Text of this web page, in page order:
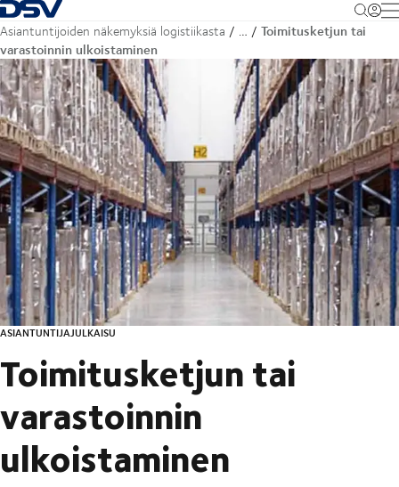
Takaisin kotisivulle
Asiantuntijoiden näkemyksiä logistiikasta …
Toimitusketjun tai
varastoinnin ulkoistaminen
ASIANTUNTIJAJULKAISU
Toimitusketjun tai
varastoinnin
ulkoistaminen